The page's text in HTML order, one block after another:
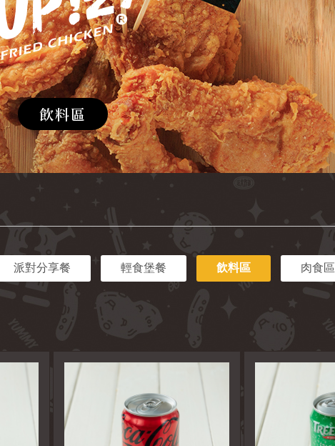
飲料區
派對分享餐 輕食堡餐 飲料區 肉食區